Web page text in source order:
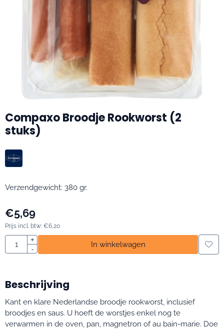
Compaxo Broodje Rookworst (2
stuks)
Verzendgewicht: 380 gr.
€5,69
Prijs incl. btw: €6,20
Aantal
+
-
In winkelwagen
Beschrijving
Kant en klare Nederlandse broodje rookworst, inclusief
broodjes en saus. U hoeft de worstjes enkel nog te
verwarmen in de oven, pan, magnetron of au bain-marie. Doe